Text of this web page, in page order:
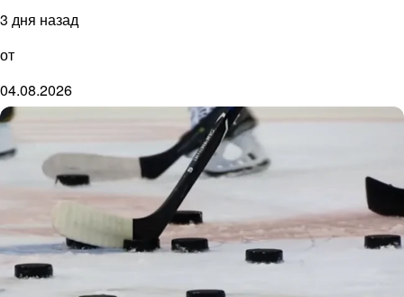
3 дня назад
от
04.08.2026